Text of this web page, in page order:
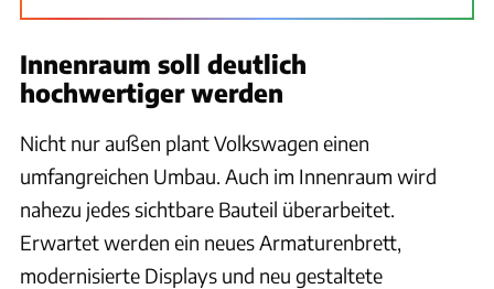
Innenraum soll deutlich
hochwertiger werden
Nicht nur außen plant Volkswagen einen
umfangreichen Umbau. Auch im Innenraum wird
nahezu jedes sichtbare Bauteil überarbeitet.
Erwartet werden ein neues Armaturenbrett,
modernisierte Displays und neu gestaltete